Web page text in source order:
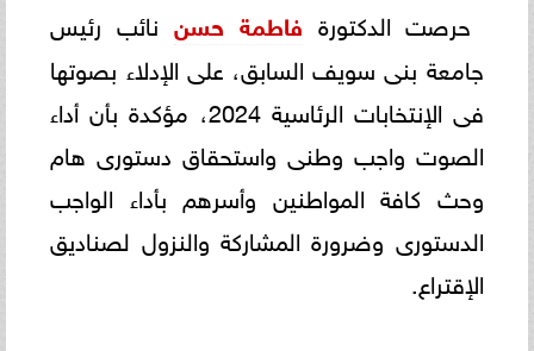
حرصت الدكتورة فاطمة حسن نائب رئيس
جامعة بنى سويف السابق، على الإدلاء بصوتها
فى الإنتخابات الرئاسية 2024، مؤكدة بأن أداء
الصوت واجب وطنى واستحقاق دستورى هام
وحث كافة المواطنين وأسرهم بأداء الواجب
الدستورى وضرورة المشاركة والنزول لصناديق
الإقتراع.